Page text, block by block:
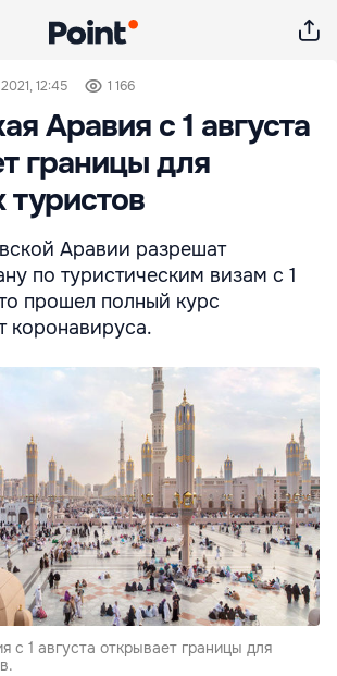
12:45 1 166
Аравия с 1 августа
границы для
туристов
Аравии разрешат
по туристическим визам с 1
прошел полный курс
коронавируса.
с 1 августа открывает границы для